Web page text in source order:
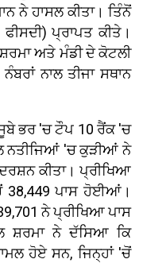
ਨੇ ਹਾਸਲ ਕੀਤਾ। ਤਿੰਨੋਂ
ਪ੍ਰਾਪਤ ਕੀਤੇ।
ਅਤੇ ਮੰਡੀ ਦੇ ਕੋਟਲੀ
ਨਾਲ ਤੀਜਾ ਸਥਾਨ
ਭਰ 'ਚ ਟੌਪ 10 ਰੈਂਕ 'ਚ
ਨਤੀਜਿਆਂ 'ਚ ਕੁੜੀਆਂ ਨੇ
ਕੀਤਾ। ਪ੍ਰੀਖਿਆ
ਪਾਸ ਹੋਈਆਂ।
ਨੇ ਪ੍ਰੀਖਿਆ ਪਾਸ
ਸ਼ਰਮਾ ਨੇ ਦੱਸਿਆ ਕਿ
ਹੋਏ ਸਨ, ਜਿਨ੍ਹਾਂ 'ਚੋਂ